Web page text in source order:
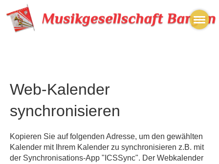
Web-Kalender
synchronisieren
Kopieren Sie auf folgenden Adresse, um den gewählten
Kalender mit Ihrem Kalender zu synchronisieren z.B. mit
der Synchronisations-App "ICSSync". Der Webkalender